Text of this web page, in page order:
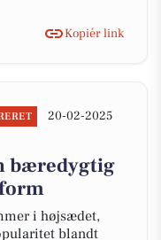
Kopiér link
20-02-2025
bæredygtig
i højsædet,
blandt